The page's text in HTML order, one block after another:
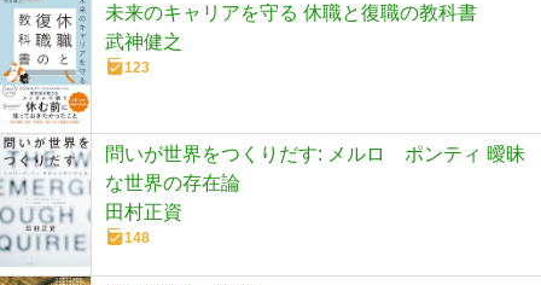
未来のキャリアを守る 休職と復職の教科書
武神健之
123
問いが世界をつくりだす: メルロ゠ポンティ 曖昧
な世界の存在論
田村正資
148